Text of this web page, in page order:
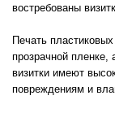
востребованы
Печать
прозрачной пленке,
визитки имеют
повреждениям и